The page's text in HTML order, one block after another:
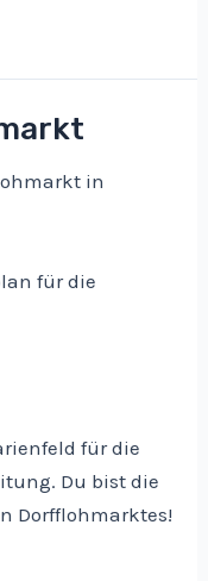
in
für die
für die
Du bist die
Dorfflohmarktes!